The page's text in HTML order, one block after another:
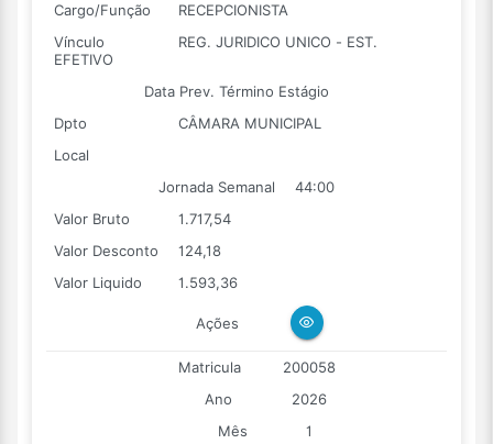
Cargo/Função
RECEPCIONISTA
Vínculo
REG. JURIDICO UNICO - EST.
EFETIVO
Data Prev. Término Estágio
Dpto
CÂMARA MUNICIPAL
Local
Jornada Semanal
44:00
Valor Bruto
1.717,54
Valor Desconto
124,18
Valor Liquido
1.593,36
Ações
Matricula
200058
Ano
2026
Mês
1